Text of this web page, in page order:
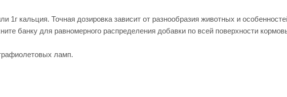
1г кальция. Точная дозировка зависит от разнообразия животных и
банку для равномерного распределения добавки по всей поверхности
ламп.